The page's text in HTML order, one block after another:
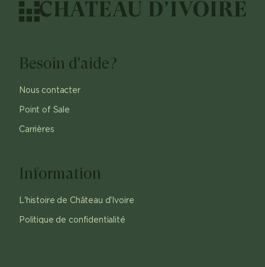
Besoin d'aide?
Nous contacter
Point of Sale
Carrières
Information
L'histoire de Château d'Ivoire
Politique de confidentialité